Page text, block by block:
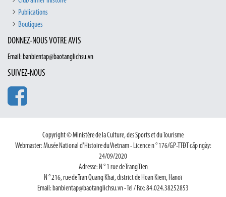
Publications
Boutiques
DONNEZ-NOUS VOTRE AVIS
Email: banbientap@baotanglichsu.vn
SUIVEZ-NOUS
Copyright © Ministère de la Culture, des Sports et du Tourisme
Webmaster: Musée National d'Histoire du Vietnam - Licence n ° 176/GP-TTĐT cấp ngày:
24/09/2020
Adresse: N ° 1 rue de Trang Tien
N ° 216, rue de Tran Quang Khai, district de Hoan Kiem, Hanoï
Email: banbientap@baotanglichsu.vn - Tel / Fax: 84.024.38252853